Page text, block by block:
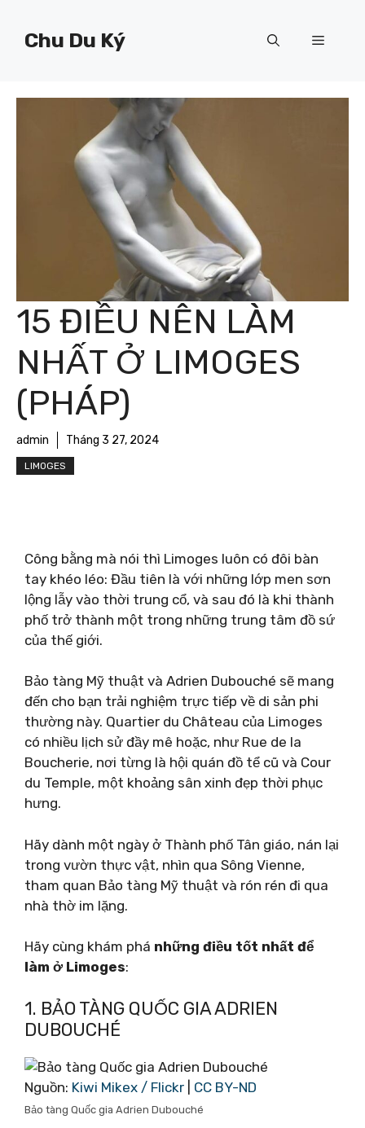
Chu Du Ký Menu
15 ĐIỀU NÊN LÀM
NHẤT Ở LIMOGES
(PHÁP)
admin Tháng 3 27, 2024
LIMOGES
Công bằng mà nói thì Limoges luôn có đôi bàn
tay khéo léo: Đầu tiên là với những lớp men sơn
lộng lẫy vào thời trung cổ, và sau đó là khi thành
phố trở thành một trong những trung tâm đồ sứ
của thế giới.
Bảo tàng Mỹ thuật và Adrien Dubouché sẽ mang
đến cho bạn trải nghiệm trực tiếp về di sản phi
thường này. Quartier du Château của Limoges
có nhiều lịch sử đầy mê hoặc, như Rue de la
Boucherie, nơi từng là hội quán đồ tể cũ và Cour
du Temple, một khoảng sân xinh đẹp thời phục
hưng.
Hãy dành một ngày ở Thành phố Tân giáo, nán lại
trong vườn thực vật, nhìn qua Sông Vienne,
tham quan Bảo tàng Mỹ thuật và rón rén đi qua
nhà thờ im lặng.
Hãy cùng khám phá những điều tốt nhất để
làm ở Limoges:
1. BẢO TÀNG QUỐC GIA ADRIEN
DUBOUCHÉ
Nguồn: Kiwi Mikex / Flickr CC BY-ND
Bảo tàng Quốc gia Adrien Dubouché